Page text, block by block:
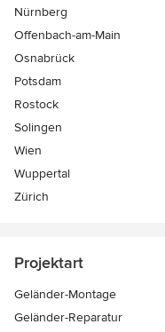
Nürnberg
Offenbach-am-Main
Osnabrück
Potsdam
Rostock
Solingen
Wien
Wuppertal
Zürich
Projektart
Geländer-Montage
Geländer-Reparatur